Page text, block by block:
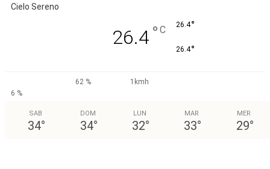
Cielo Sereno
26.4 ° C 26.4°
26.4°
62 %
1kmh
6 %
SAB
34°
DOM
34°
LUN
32°
MAR
33°
MER
29°